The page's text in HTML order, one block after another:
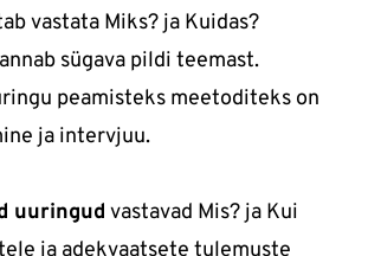
vastata Miks? ja Kuidas?
sügava pildi teemast.
peamisteks meetoditeks on
ja intervjuu.
uuringud vastavad Mis? ja Kui
ja adekvaatsete tulemuste